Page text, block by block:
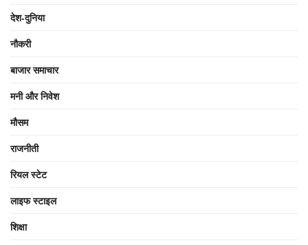
देश-दुनिया
नौकरी
बाजार समाचार
मनी और निवेश
मौसम
राजनीती
रियल स्टेट
लाइफ स्टाइल
शिक्षा